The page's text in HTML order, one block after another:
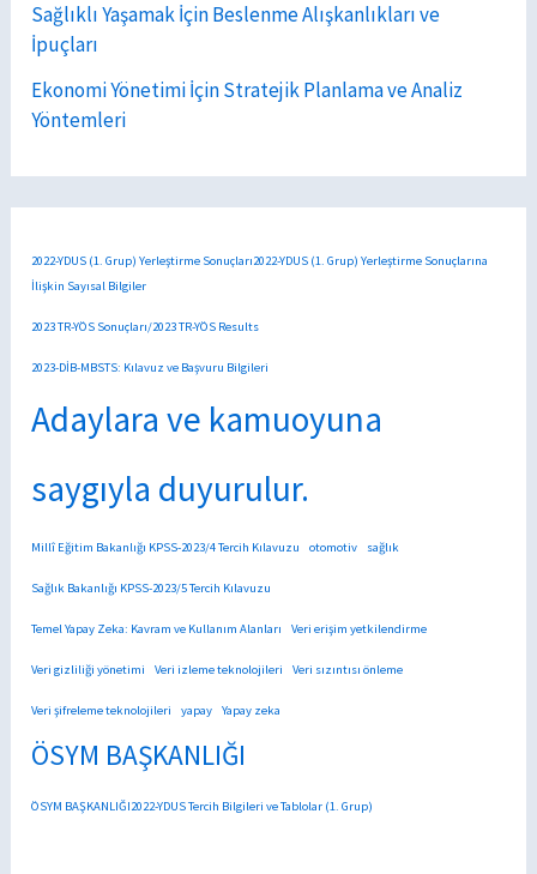
Sağlıklı Yaşamak İçin Beslenme Alışkanlıkları ve
İpuçları
Ekonomi Yönetimi İçin Stratejik Planlama ve Analiz
Yöntemleri
2022-YDUS (1. Grup) Yerleştirme Sonuçları2022-YDUS (1. Grup) Yerleştirme Sonuçlarına
İlişkin Sayısal Bilgiler
2023 TR-YÖS Sonuçları/2023 TR-YÖS Results
2023-DİB-MBSTS: Kılavuz ve Başvuru Bilgileri
Adaylara ve kamuoyuna
saygıyla duyurulur.
Millî Eğitim Bakanlığı KPSS-2023/4 Tercih Kılavuzu otomotiv sağlık
Sağlık Bakanlığı KPSS-2023/5 Tercih Kılavuzu
Temel Yapay Zeka: Kavram ve Kullanım Alanları Veri erişim yetkilendirme
Veri gizliliği yönetimi Veri izleme teknolojileri Veri sızıntısı önleme
Veri şifreleme teknolojileri yapay Yapay zeka
ÖSYM BAŞKANLIĞI
ÖSYM BAŞKANLIĞI2022-YDUS Tercih Bilgileri ve Tablolar (1. Grup)